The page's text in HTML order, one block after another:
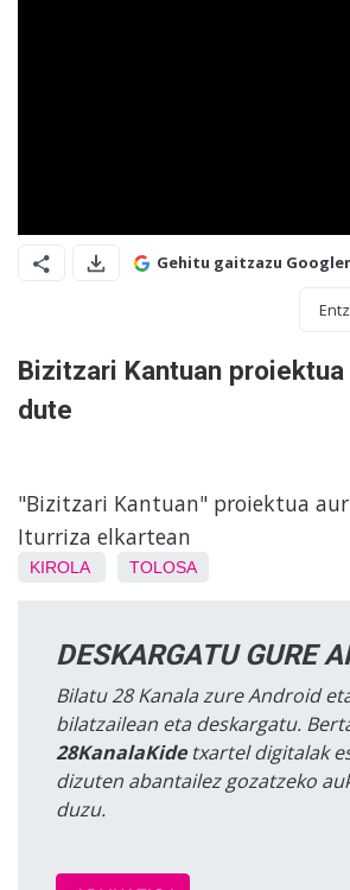
Gehitu gaitzazu
Bizitzari Kantuan
dute
"Bizitzari Kantuan" proiektua
Iturriza elkartean
KIROLA TOLOSA
DESKARGATU GURE
Bilatu 28 Kanala zure Android
bilatzailean eta deskargatu.
28KanalaKidetxartel digitalak
dizuten abantailez gozatzeko
duzu.